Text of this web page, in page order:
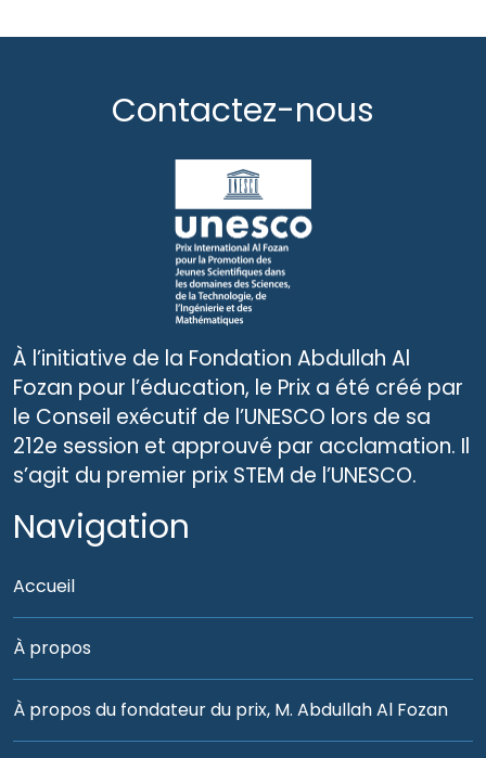
Contactez-nous
À l’initiative de la Fondation Abdullah Al
Fozan pour l’éducation, le Prix a été créé par
le Conseil exécutif de l’UNESCO lors de sa
212e session et approuvé par acclamation. Il
s’agit du premier prix STEM de l’UNESCO.
Navigation
Accueil
À propos
À propos du fondateur du prix, M. Abdullah Al Fozan